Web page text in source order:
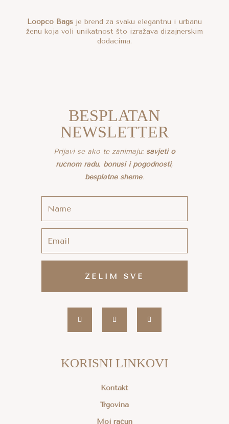
Loopco Bagsje brend za svaku elegantnu i urbanu
ženu koja voli unikatnost što izražava dizajnerskim
dodacima.
BESPLATAN
NEWSLETTER
Prijavi se ako te zanimaju: savjeti o
ručnom radu, bonusi i pogodnosti,
besplatne sheme.
ŽELIM SVE
KORISNI LINKOVI
Kontakt
Trgovina
Moj račun